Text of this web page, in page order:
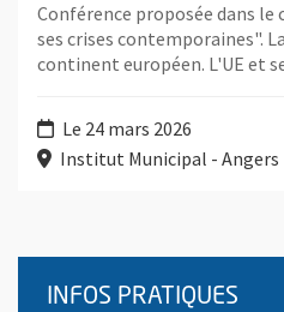
Conférence proposée dans le
ses crises contemporaines".
continent européen. L'UE et
Le 24 mars 2026
Institut Municipal - Angers
INFOS PRATIQUES